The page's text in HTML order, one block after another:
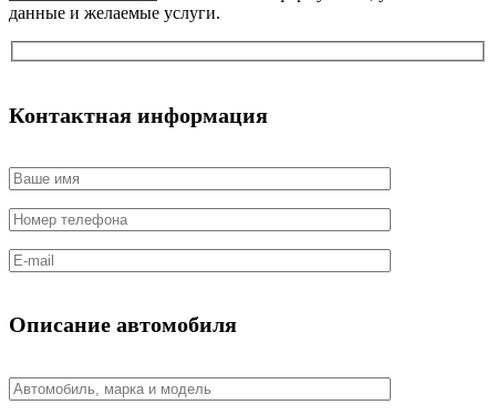
данные и желаемые услуги.
Контактная информация
Описание автомобиля